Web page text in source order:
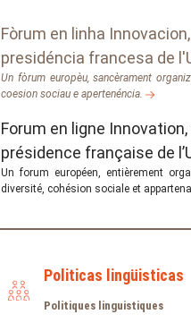
Fòrum en linha
presidéncia francesa de
Un fòrum europèu, sancèrament
coesion sociau e apertenéncia.
Forum en ligne
présidence française de
Un forum européen, entièrement
diversité, cohésion sociale et
Politicas lingüisticas
Politiques linguistiques